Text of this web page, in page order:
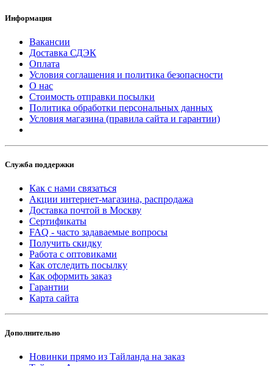
Информация
Вакансии
Доставка СДЭК
Оплата
Условия соглашения и политика безопасности
О нас
Стоимость отправки посылки
Политика обработки персональных данных
Условия магазина (правила сайта и гарантии)
Служба поддержки
Как с нами связаться
Акции интернет-магазина, распродажа
Доставка почтой в Москву
Сертификаты
FAQ - часто задаваемые вопросы
Получить скидку
Работа с оптовиками
Как отследить посылку
Как оформить заказ
Гарантии
Карта сайта
Дополнительно
Новинки прямо из Тайланда на заказ